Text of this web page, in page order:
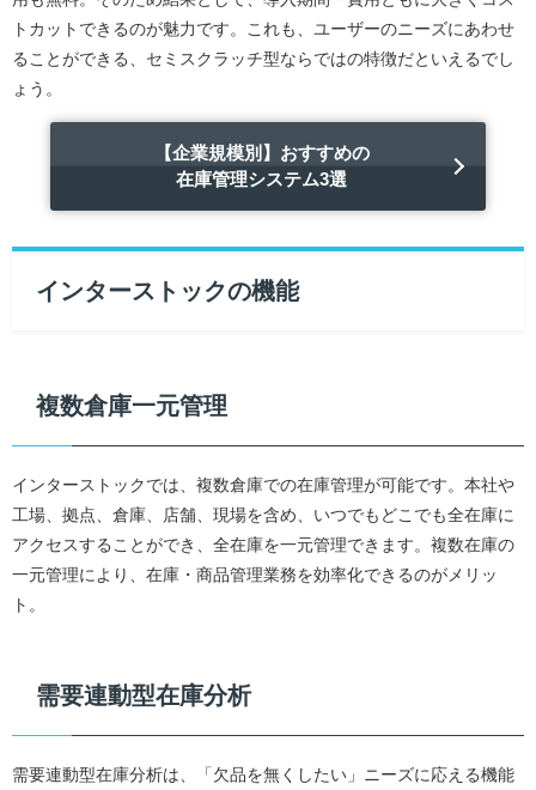
トカットできるのが魅力です。これも、ユーザーのニーズにあわせ
ることができる、セミスクラッチ型ならではの特徴だといえるでし
ょう。
【企業規模別】おすすめの
在庫管理システム3選
インターストックの機能
複数倉庫一元管理
インターストックでは、複数倉庫での在庫管理が可能です。本社や
工場、拠点、倉庫、店舗、現場を含め、いつでもどこでも全在庫に
アクセスすることができ、全在庫を一元管理できます。複数在庫の
一元管理により、在庫・商品管理業務を効率化できるのがメリッ
ト。
需要連動型在庫分析
需要連動型在庫分析は、「欠品を無くしたい」ニーズに応える機能